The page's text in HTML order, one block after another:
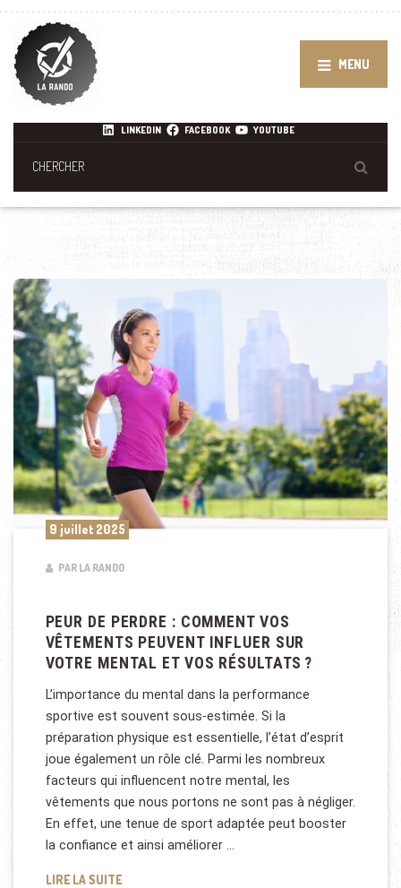
MENU
LINKEDIN FACEBOOK YOUTUBE
9 juillet 2025
PAR LA RANDO
PEUR DE PERDRE : COMMENT VOS
VÊTEMENTS PEUVENT INFLUER SUR
VOTRE MENTAL ET VOS RÉSULTATS ?
L’importance du mental dans la performance
sportive est souvent sous-estimée. Si la
préparation physique est essentielle, l’état d’esprit
joue également un rôle clé. Parmi les nombreux
facteurs qui influencent notre mental, les
vêtements que nous portons ne sont pas à négliger.
En effet, une tenue de sport adaptée peut booster
la confiance et ainsi améliorer …
LIRE LA SUITEPEUR DE PERDRE : COMMENT VOS VÊTEMENTS